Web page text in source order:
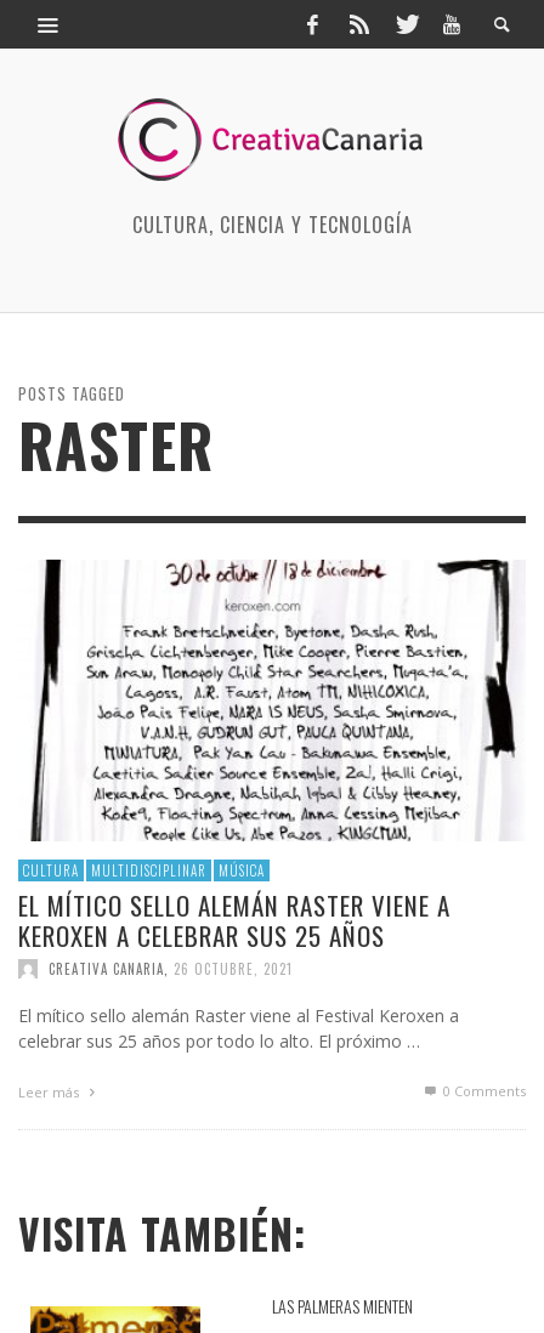
CULTURA, CIENCIA Y TECNOLOGÍA
POSTS TAGGED
RASTER
CULTURA MULTIDISCIPLINAR MÚSICA
EL MÍTICO SELLO ALEMÁN RASTER VIENE A
KEROXEN A CELEBRAR SUS 25 AÑOS
CREATIVA CANARIA 26 OCTUBRE, 2021
El mítico sello alemán Raster viene al Festival Keroxen a
celebrar sus 25 años por todo lo alto. El próximo …
Leer más 0 Comments
VISITA TAMBIÉN:
LAS PALMERAS MIENTEN